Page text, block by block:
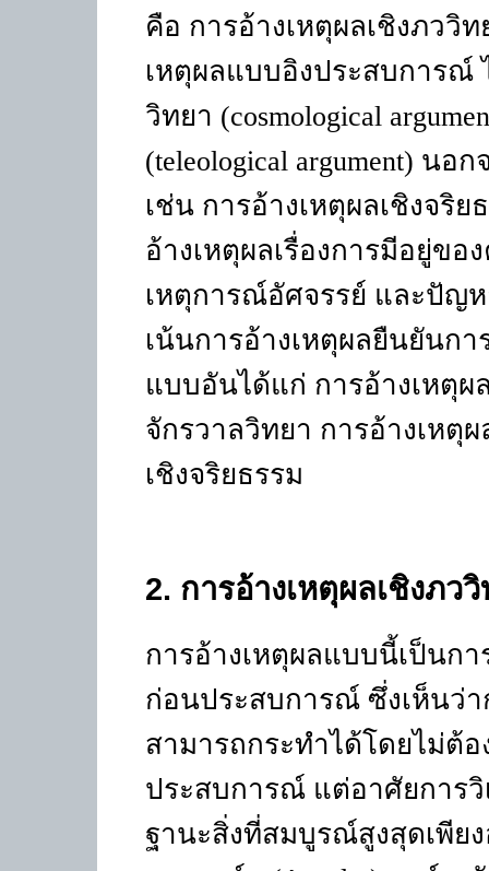
คือ การอ้างเหตุผลเชิงภววิท
เหตุผลแบบอิงประสบการณ์
วิทยา (cosmological
(teleological argument) นอ
เช่น การอ้างเหตุผลเชิงจริย
อ้างเหตุผลเรื่องการมีอยู่ข
เหตุการณ์อัศจรรย์ และปัญ
เน้นการอ้างเหตุผลยืนยันก
แบบอันได้แก่ การอ้างเหตุผ
จักรวาลวิทยา การอ้างเหตุ
เชิงจริยธรรม
2. การอ้างเหตุผลเชิงภว
การอ้างเหตุผลแบบนี้เป็นก
ก่อนประสบการณ์ ซึ่งเห็นว่
สามารถกระทำได้โดยไม่ต้
ประสบการณ์ แต่อาศัยการวิ
ฐานะสิ่งที่สมบูรณ์สูงสุดเพีย